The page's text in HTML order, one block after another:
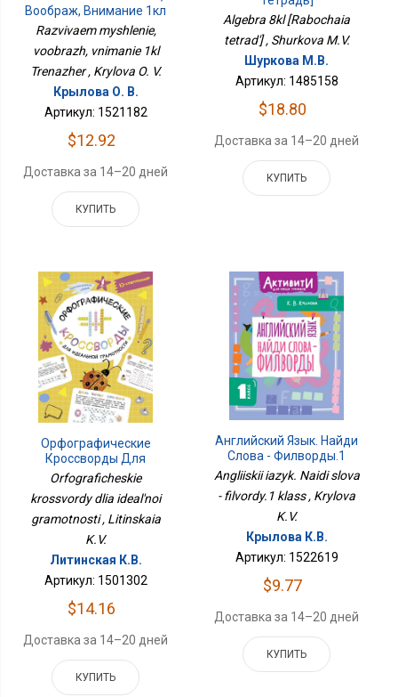
Воображ, Внимание 1кл
Тренажер
Razvivaem myshlenie,
voobrazh, vnimanie 1kl
Trenazher , Krylova O. V.
Крылова О. В.
Артикул: 1521182
$12.92
Доставка за 14–20 дней
КУПИТЬ
Algebra 8kl [Rabochaia
tetrad'] , Shurkova M.V.
Шуркова М.В.
Артикул: 1485158
$18.80
Доставка за 14–20 дней
КУПИТЬ
Орфографические
Кроссворды Для
Идеальной Грамотности
Orfograficheskie
krossvordy dlia ideal'noi
gramotnosti , Litinskaia
K.V.
Литинская К.В.
Артикул: 1501302
$14.16
Доставка за 14–20 дней
КУПИТЬ
Английский Язык. Найди
Слова - Филворды.1
Класс
Angliiskii iazyk. Naidi slova
- filvordy.1 klass , Krylova
K.V.
Крылова К.В.
Артикул: 1522619
$9.77
Доставка за 14–20 дней
КУПИТЬ